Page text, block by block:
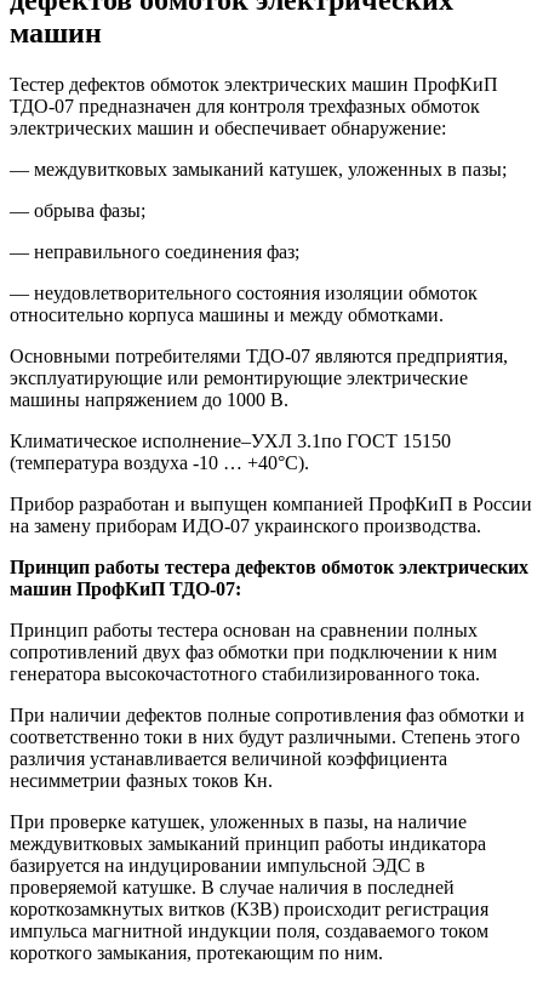
машин
Тестер дефектов обмоток электрических машин ПрофКиП
ТДО-07 предназначен для контроля трехфазных обмоток
электрических машин и обеспечивает обнаружение:
— междувитковых замыканий катушек, уложенных в пазы;
— обрыва фазы;
— неправильного соединения фаз;
— неудовлетворительного состояния изоляции обмоток
относительно корпуса машины и между обмотками.
Основными потребителями ТДО-07 являются предприятия,
эксплуатирующие или ремонтирующие электрические
машины напряжением до 1000 В.
Климатическое исполнение–УХЛ 3.1по ГОСТ 15150
(температура воздуха -10 … +40°С).
Прибор разработан и выпущен компанией ПрофКиП в России
на замену приборам ИДО-07 украинского производства.
Принцип работы тестера дефектов обмоток электрических
машин ПрофКиП ТДО-07:
Принцип работы тестера основан на сравнении полных
сопротивлений двух фаз обмотки при подключении к ним
генератора высокочастотного стабилизированного тока.
При наличии дефектов полные сопротивления фаз обмотки и
соответственно токи в них будут различными. Степень этого
различия устанавливается величиной коэффициента
несимметрии фазных токов Кн.
При проверке катушек, уложенных в пазы, на наличие
междувитковых замыканий принцип работы индикатора
базируется на индуцировании импульсной ЭДС в
проверяемой катушке. В случае наличия в последней
короткозамкнутых витков (КЗВ) происходит регистрация
импульса магнитной индукции поля, создаваемого током
короткого замыкания, протекающим по ним.